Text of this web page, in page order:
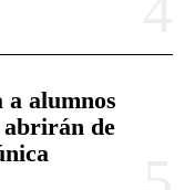
a alumnos
abrirán de